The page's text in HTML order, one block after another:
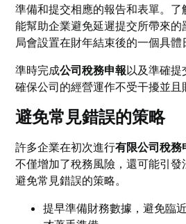
準備和提交相應的報告和表單。了
能幫助企業避免延遲提交所帶來
局會設置在財年結束後的一個具體
準時完成公司稅務申報以及準確提
確保公司的經營運作不受干擾並且
避免常見錯誤的策略
許多企業在初次進行有限公司稅務
不僅增加了稅務風險，還可能引
避免常見錯誤的策略。
提早準備財務數據，避免臨